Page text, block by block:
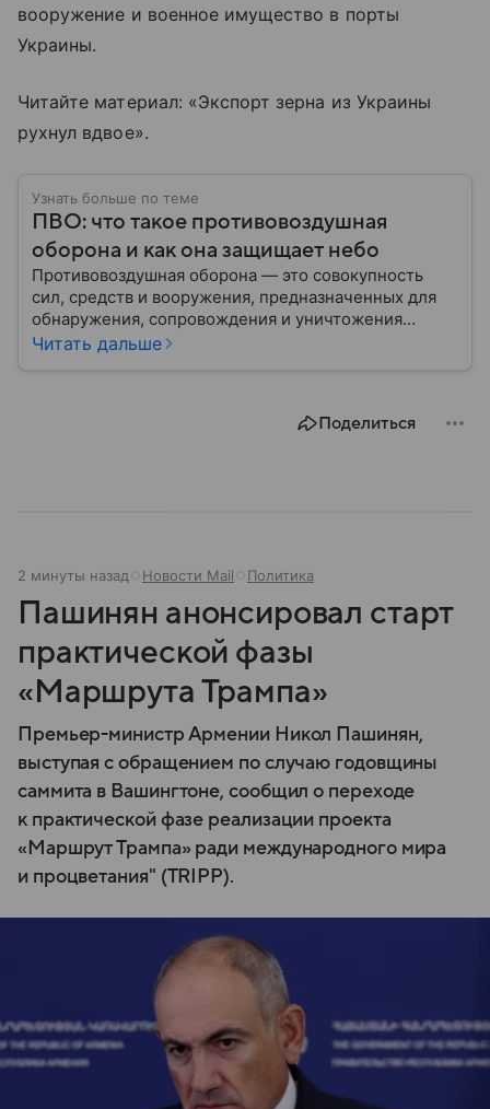
вооружение и военное имущество в порты
Украины.
Читайте материал: «Экспорт зерна из Украины
рухнул вдвое».
Узнать больше по теме
ПВО: что такое противовоздушная
оборона и как она защищает небо
Противовоздушная оборона — это совокупность
сил, средств и вооружения, предназначенных для
обнаружения, сопровождения и уничтожения
средств воздушного нападения. Современные
Читать дальше
Поделиться
2 минуты назад Новости Mail Политика
Пашинян анонсировал старт
практической фазы
«Маршрута Трампа»
Премьер-министр Армении Никол Пашинян,
выступая с обращением по случаю годовщины
саммита в Вашингтоне, сообщил о переходе
к практической фазе реализации проекта
«Маршрут Трампа» ради международного мира
и процветания" (TRIPP).